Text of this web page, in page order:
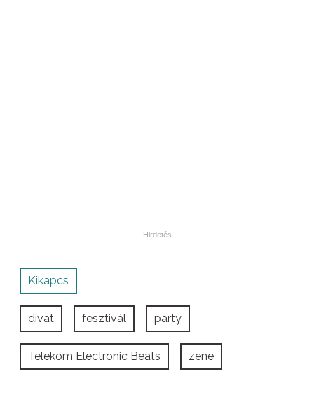
Kikapcs
divat fesztivál party
Telekom Electronic Beats zene